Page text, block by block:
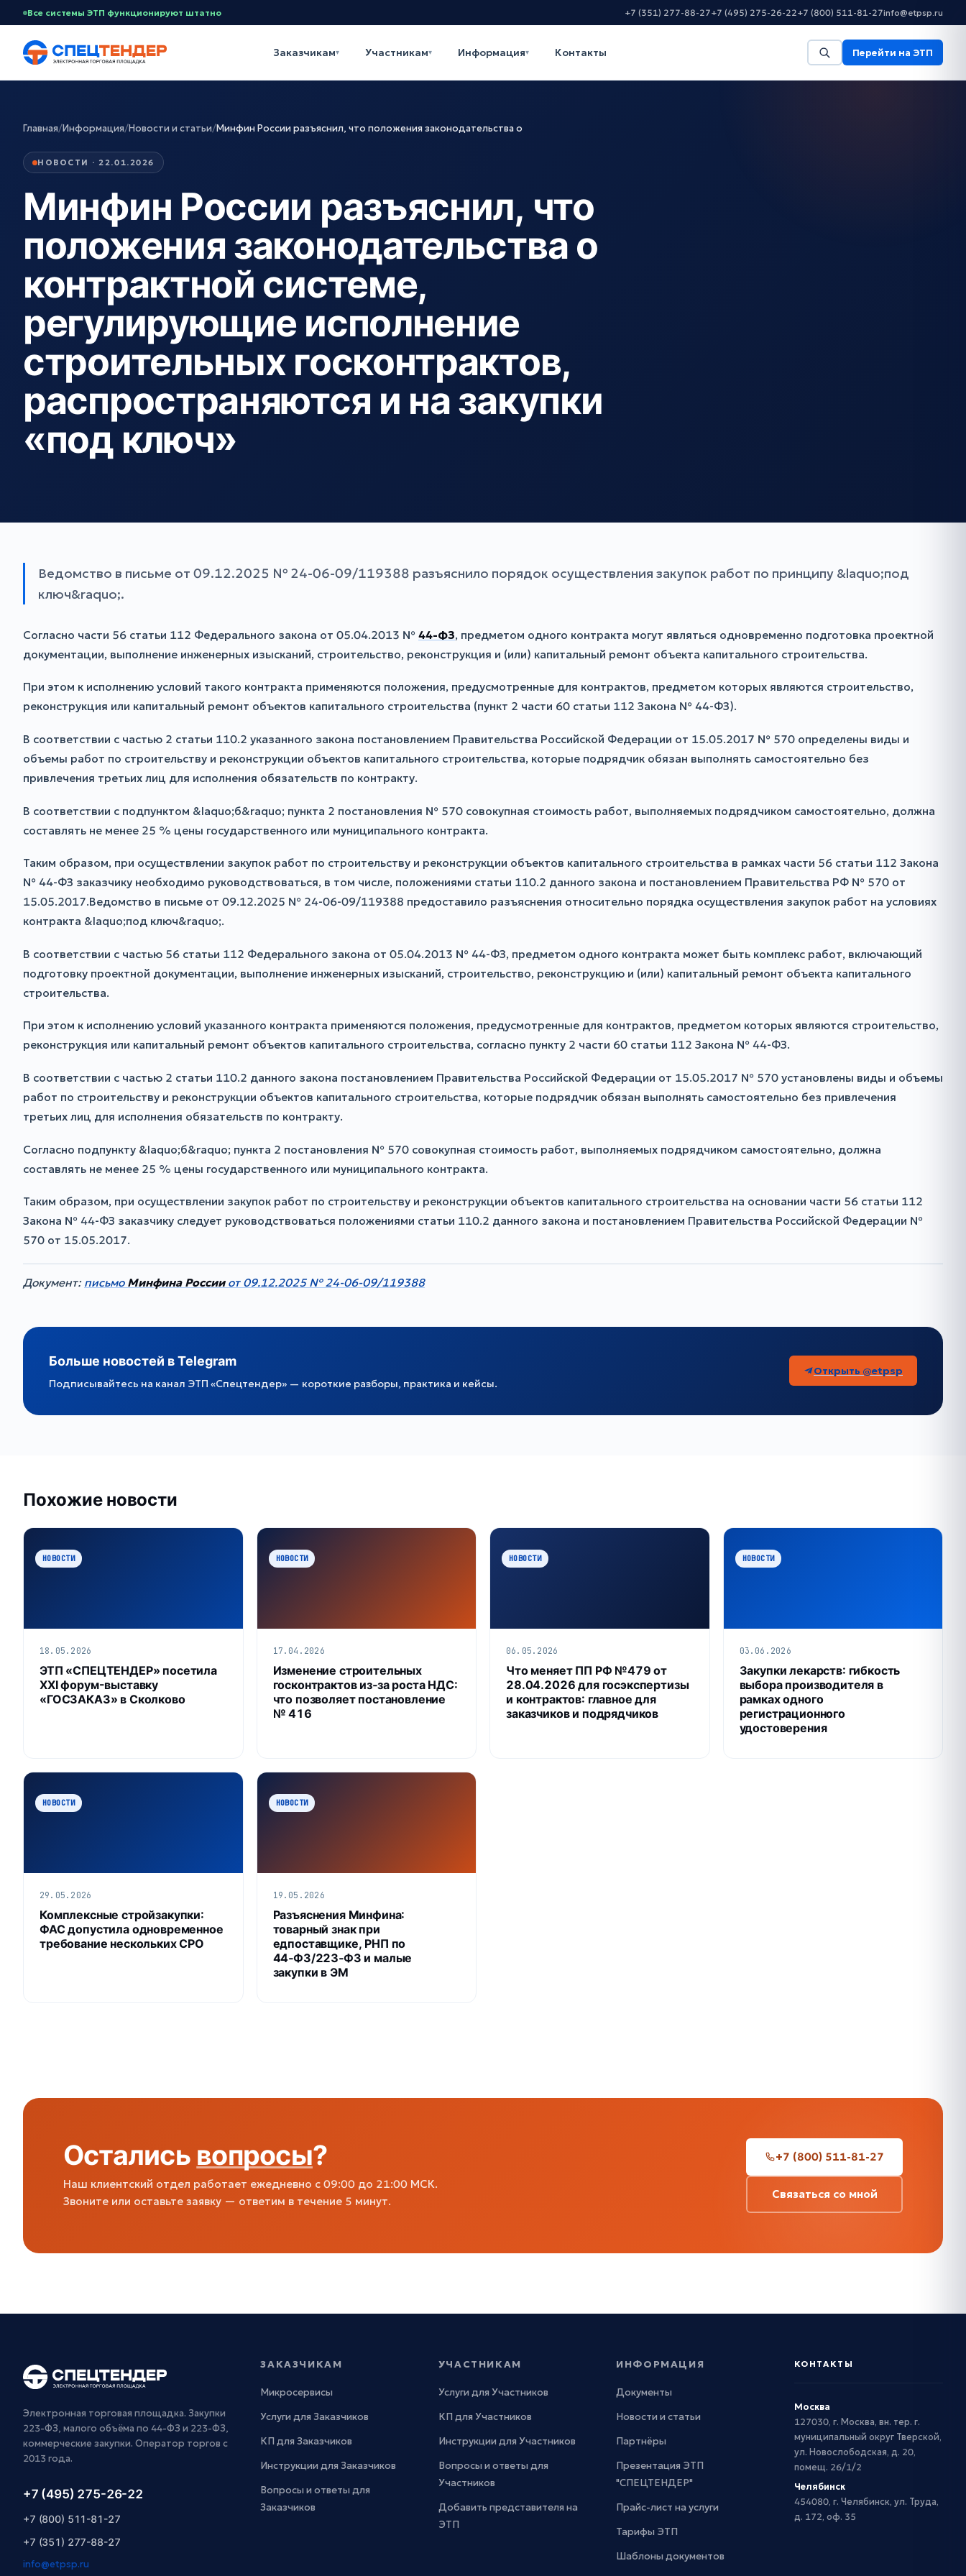
Все системы ЭТП функционируют штатно +7 (351) 277-88-27+7 (495) 275-26-22+7 (800) 511-81-27info@etpsp.ru
Заказчикам▾ Участникам▾ Информация▾ Контакты Перейти на ЭТП
Главная/Информация/Новости и статьи/Минфин России разъяснил, что положения законодательства о
НОВОСТИ · 22.01.2026
Минфин России разъяснил, что
положения законодательства о
контрактной системе,
регулирующие исполнение
строительных госконтрактов,
распространяются и на закупки
«под ключ»
Ведомство в письме от 09.12.2025 № 24-06-09/119388 разъяснило порядок осуществления закупок работ по принципу &laquo;под
ключ&raquo;.
Согласно части 56 статьи 112 Федерального закона от 05.04.2013 № 44-ФЗ, предметом одного контракта могут являться одновременно подготовка проектной
документации, выполнение инженерных изысканий, строительство, реконструкция и (или) капитальный ремонт объекта капитального строительства.
При этом к исполнению условий такого контракта применяются положения, предусмотренные для контрактов, предметом которых являются строительство,
реконструкция или капитальный ремонт объектов капитального строительства (пункт 2 части 60 статьи 112 Закона № 44-ФЗ).
В соответствии с частью 2 статьи 110.2 указанного закона постановлением Правительства Российской Федерации от 15.05.2017 № 570 определены виды и
объемы работ по строительству и реконструкции объектов капитального строительства, которые подрядчик обязан выполнять самостоятельно без
привлечения третьих лиц для исполнения обязательств по контракту.
В соответствии с подпунктом &laquo;б&raquo; пункта 2 постановления № 570 совокупная стоимость работ, выполняемых подрядчиком самостоятельно, должна
составлять не менее 25 % цены государственного или муниципального контракта.
Таким образом, при осуществлении закупок работ по строительству и реконструкции объектов капитального строительства в рамках части 56 статьи 112 Закона
№ 44-ФЗ заказчику необходимо руководствоваться, в том числе, положениями статьи 110.2 данного закона и постановлением Правительства РФ № 570 от
15.05.2017.Ведомство в письме от 09.12.2025 № 24-06-09/119388 предоставило разъяснения относительно порядка осуществления закупок работ на условиях
контракта &laquo;под ключ&raquo;.
В соответствии с частью 56 статьи 112 Федерального закона от 05.04.2013 № 44-ФЗ, предметом одного контракта может быть комплекс работ, включающий
подготовку проектной документации, выполнение инженерных изысканий, строительство, реконструкцию и (или) капитальный ремонт объекта капитального
строительства.
При этом к исполнению условий указанного контракта применяются положения, предусмотренные для контрактов, предметом которых являются строительство,
реконструкция или капитальный ремонт объектов капитального строительства, согласно пункту 2 части 60 статьи 112 Закона № 44-ФЗ.
В соответствии с частью 2 статьи 110.2 данного закона постановлением Правительства Российской Федерации от 15.05.2017 № 570 установлены виды и объемы
работ по строительству и реконструкции объектов капитального строительства, которые подрядчик обязан выполнять самостоятельно без привлечения
третьих лиц для исполнения обязательств по контракту.
Согласно подпункту &laquo;б&raquo; пункта 2 постановления № 570 совокупная стоимость работ, выполняемых подрядчиком самостоятельно, должна
составлять не менее 25 % цены государственного или муниципального контракта.
Таким образом, при осуществлении закупок работ по строительству и реконструкции объектов капитального строительства на основании части 56 статьи 112
Закона № 44-ФЗ заказчику следует руководствоваться положениями статьи 110.2 данного закона и постановлением Правительства Российской Федерации №
570 от 15.05.2017.
Документ: письмо Минфина Россииот 09.12.2025 № 24-06-09/119388
Больше новостей в Telegram
Подписывайтесь на канал ЭТП «Спецтендер» — короткие разборы, практика и кейсы.
Открыть @etpsp
Похожие новости
НОВОСТИ
18.05.2026
ЭТП «СПЕЦТЕНДЕР» посетила
XXI форум-выставку
«ГОСЗАКАЗ» в Сколково
НОВОСТИ
17.04.2026
Изменение строительных
госконтрактов из‑за роста НДС:
что позволяет постановление
№ 416
НОВОСТИ
06.05.2026
Что меняет ПП РФ №479 от
28.04.2026 для госэкспертизы
и контрактов: главное для
заказчиков и подрядчиков
НОВОСТИ
03.06.2026
Закупки лекарств: гибкость
выбора производителя в
рамках одного
регистрационного
удостоверения
НОВОСТИ
29.05.2026
Комплексные стройзакупки:
ФАС допустила одновременное
требование нескольких СРО
НОВОСТИ
19.05.2026
Разъяснения Минфина:
товарный знак при
едпоставщике, РНП по
44‑ФЗ/223‑ФЗ и малые
закупки в ЭМ
Остались вопросы?
Наш клиентский отдел работает ежедневно с 09:00 до 21:00 МСК.
Звоните или оставьте заявку — ответим в течение 5 минут.
+7 (800) 511-81-27
Связаться со мной
Электронная торговая площадка. Закупки
223-ФЗ, малого объёма по 44-ФЗ и 223-ФЗ,
коммерческие закупки. Оператор торгов с
2013 года.
+7 (495) 275-26-22
+7 (800) 511-81-27
+7 (351) 277-88-27
info@etpsp.ru
ЗАКАЗЧИКАМ
Микросервисы
Услуги для Заказчиков
КП для Заказчиков
Инструкции для Заказчиков
Вопросы и ответы для
Заказчиков
УЧАСТНИКАМ
Услуги для Участников
КП для Участников
Инструкции для Участников
Вопросы и ответы для
Участников
Добавить представителя на
ЭТП
ИНФОРМАЦИЯ
Документы
Новости и статьи
Партнёры
Презентация ЭТП
"СПЕЦТЕНДЕР"
Прайс-лист на услуги
Тарифы ЭТП
Шаблоны документов
КОНТАКТЫ
Москва
127030, г. Москва, вн. тер. г.
муниципальный округ Тверской,
ул. Новослободская, д. 20,
помещ. 26/1/2
Челябинск
454080, г. Челябинск, ул. Труда,
д. 172, оф. 35